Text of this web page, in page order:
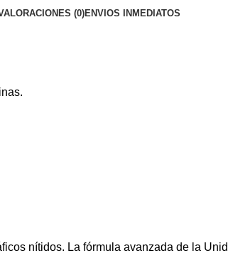
(0)ENVIOS INMEDIATOS
nítidos. La fórmula avanzada de la